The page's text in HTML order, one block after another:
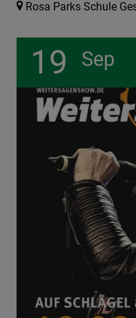
Rosa Parks Schule
19 Sep